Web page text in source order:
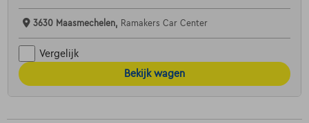
3630 Maasmechelen, Ramakers Car Center
Vergelijk
Bekijk wagen